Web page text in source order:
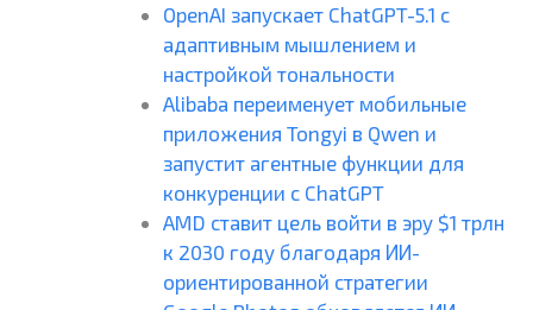
OpenAI запускает ChatGPT-5.1 с
адаптивным мышлением и
настройкой тональности
Alibaba переименует мобильные
приложения Tongyi в Qwen и
запустит агентные функции для
конкуренции с ChatGPT
AMD ставит цель войти в эру $1 трлн
к 2030 году благодаря ИИ-
ориентированной стратегии